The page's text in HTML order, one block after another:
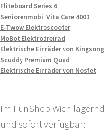
Fliteboard Series 6
Seniorenmobil Vita Care 4000
E-Twow Elektroscooter
MoBot Elektrodreirad
Elektrische Einräder von Kingsong
Scuddy Premium Quad
Elektrische Einräder von Nosfet
Im FunShop Wien lagernd
und sofort verfügbar: